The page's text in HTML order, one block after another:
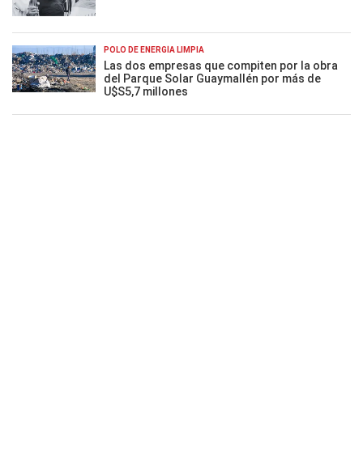
POLO DE ENERGÍA LIMPIA
Las dos empresas que compiten por la obra
del Parque Solar Guaymallén por más de
U$S5,7 millones